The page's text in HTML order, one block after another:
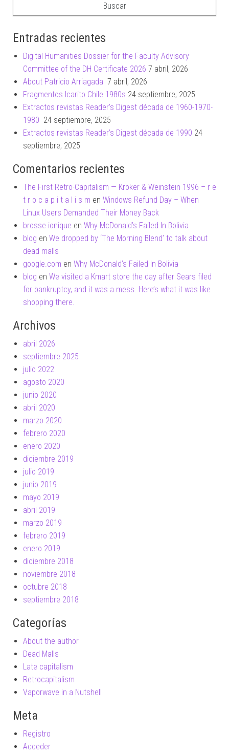
Entradas recientes
Digital Humanities Dossier for the Faculty Advisory
Committee of the DH Certificate 2026 7 abril, 2026
About Patricio Arriagada 7 abril, 2026
Fragmentos Icarito Chile 1980s 24 septiembre, 2025
Extractos revistas Reader’s Digest década de 1960-1970-
1980 24 septiembre, 2025
Extractos revistas Reader’s Digest década de 1990 24
septiembre, 2025
Comentarios recientes
The First Retro-Capitalism — Kroker & Weinstein 1996 – r e
t r o c a p i t a l i s m en Windows Refund Day – When
Linux Users Demanded Their Money Back
brosse ionique en Why McDonald’s Failed In Bolivia
blog en We dropped by ‘The Morning Blend’ to talk about
dead malls
google.com en Why McDonald’s Failed In Bolivia
blog en We visited a Kmart store the day after Sears filed
for bankruptcy, and it was a mess. Here’s what it was like
shopping there.
Archivos
abril 2026
septiembre 2025
julio 2022
agosto 2020
junio 2020
abril 2020
marzo 2020
febrero 2020
enero 2020
diciembre 2019
julio 2019
junio 2019
mayo 2019
abril 2019
marzo 2019
febrero 2019
enero 2019
diciembre 2018
noviembre 2018
octubre 2018
septiembre 2018
Categorías
About the author
Dead Malls
Late capitalism
Retrocapitalism
Vaporwave in a Nutshell
Meta
Registro
Acceder